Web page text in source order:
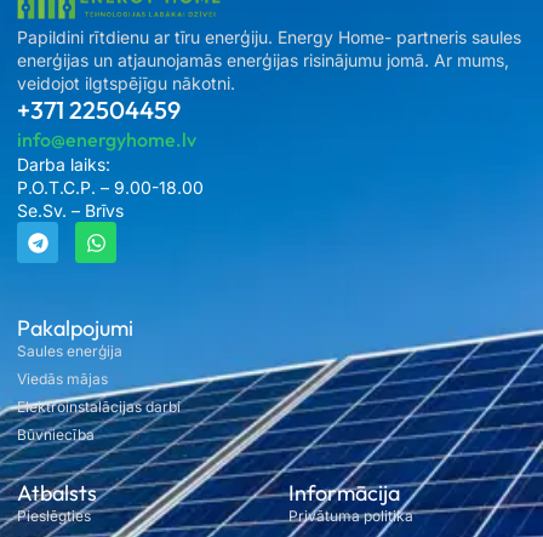
Pakalpojumi
Saules enerģija
Viedās mājas
Elektroinstalācijas darbi
Būvniecība
Atbalsts
Pieslēgties
Informācija
Privātuma politika
Papildini rītdienu ar tīru enerģiju. Energy Home- partneris saules
enerģijas un atjaunojamās enerģijas risinājumu jomā. Ar mums,
veidojot ilgtspējīgu nākotni.
+371 22504459
info@energyhome.lv
Darba laiks:
P.O.T.C.P. – 9.00-18.00
Se.Sv. – Brīvs